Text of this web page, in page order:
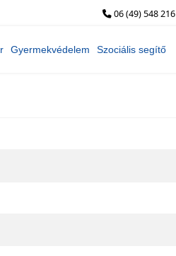
06 (49) 548 216
Gyermekvédelem Szociális segítő